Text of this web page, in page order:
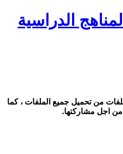
الدراسية
من تحميل جميع الملفات ، كما
من اجل مشاركتها.